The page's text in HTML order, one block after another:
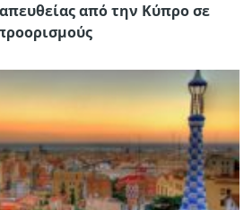
από την Κύπρο σε